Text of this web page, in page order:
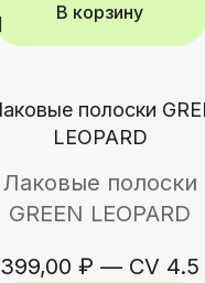
В корзину
Лаковые полоски
GREEN LEOPARD
399,00₽ — CV 4.5